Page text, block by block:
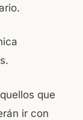
que
ir con